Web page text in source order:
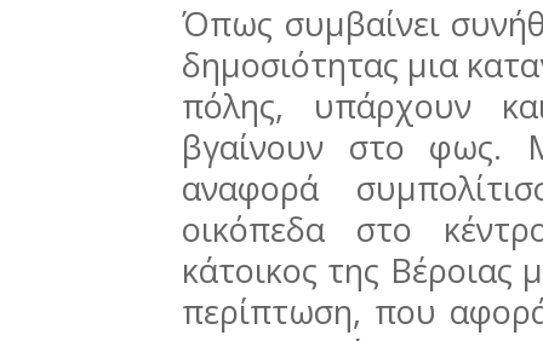
Όπως συμβαίνει
δημοσιότητας μια
πόλης, υπάρχουν
βγαίνουν στο φως.
αναφορά
οικόπεδα στο
κάτοικος της Βέροιας
περίπτωση, που